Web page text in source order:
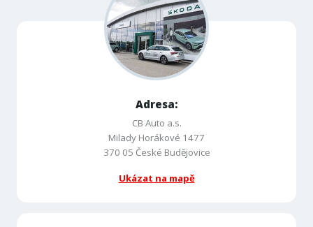
Adresa:
CB Auto a.s.
Milady Horákové 1477
370 05 České Budějovice
Ukázat na mapě